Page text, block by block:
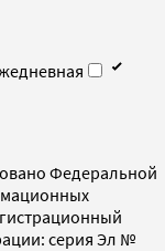
Федеральной
серия Эл №